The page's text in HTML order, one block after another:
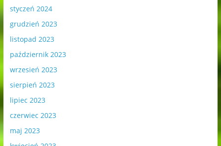
styczeń 2024
grudzień 2023
listopad 2023
październik 2023
wrzesień 2023
sierpień 2023
lipiec 2023
czerwiec 2023
maj 2023